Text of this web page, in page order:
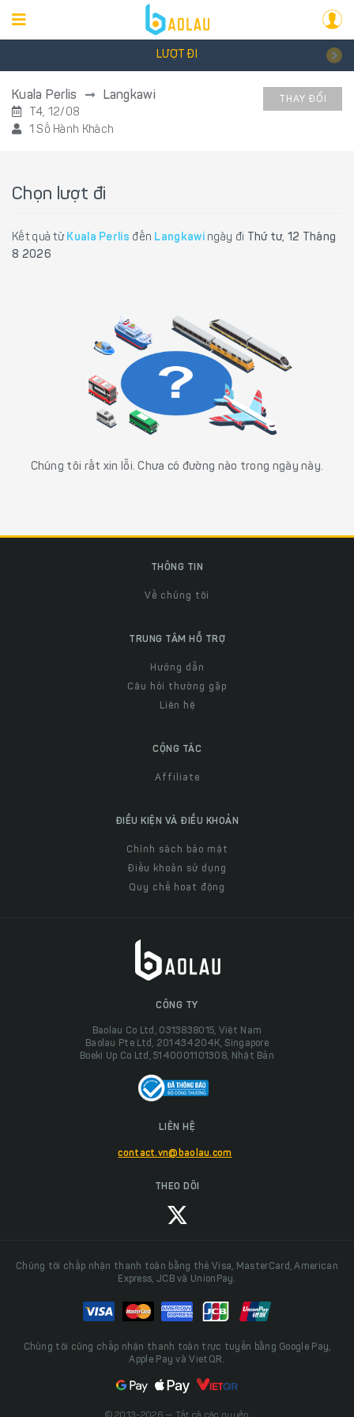
LƯỢT ĐI
Kuala Perlis Langkawi
T4, 12/08
1 Số Hành Khách
THAY ĐỔI
Chọn lượt đi
Kết quả từ Kuala Perlis đến Langkawingày đi Thứ tư, 12 Tháng
8 2026
Chúng tôi rất xin lỗi. Chưa có đường nào trong ngày này.
THÔNG TIN
Về chúng tôi
TRUNG TÂM HỖ TRỢ
Hướng dẫn
Câu hỏi thường gặp
Liên hệ
CỘNG TÁC
Affiliate
ĐIỀU KIỆN VÀ ĐIỀU KHOẢN
Chính sách bảo mật
Điều khoản sử dụng
Quy chế hoạt động
CÔNG TY
Baolau Co Ltd, 0313838015, Việt Nam
Baolau Pte Ltd, 201434204K, Singapore
Boeki Up Co Ltd, 5140001101308, Nhật Bản
LIÊN HỆ
contact.vn@baolau.com
THEO DÕI
Chúng tôi chấp nhận thanh toán bằng thẻ Visa, MasterCard, American
Express, JCB và UnionPay.
Chúng tôi cũng chấp nhận thanh toán trực tuyến bằng Google Pay,
Apple Pay và VietQR.